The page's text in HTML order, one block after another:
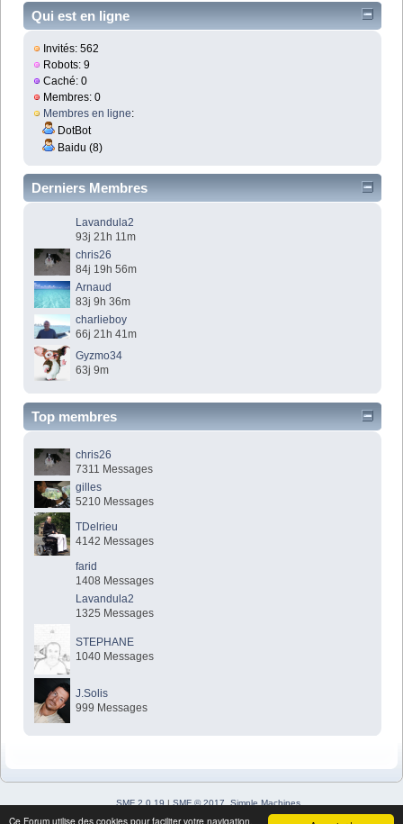
Ce Forum utilise des cookies pour faciliter votre navigation.
Qui est en ligne
Invités: 562
Robots: 9
Caché: 0
Membres: 0
Membres en ligne:
DotBot
Baidu (8)
Derniers Membres
Lavandula2
93j 21h 11m
chris26
84j 19h 56m
Arnaud
83j 9h 36m
charlieboy
66j 21h 41m
Gyzmo34
63j 9m
Top membres
chris26
7311 Messages
gilles
5210 Messages
TDelrieu
4142 Messages
farid
1408 Messages
Lavandula2
1325 Messages
STEPHANE
1040 Messages
J.Solis
999 Messages
SMF 2.0.19 | SMF © 2017
Simple Machines
Simple Audio Video Embedder